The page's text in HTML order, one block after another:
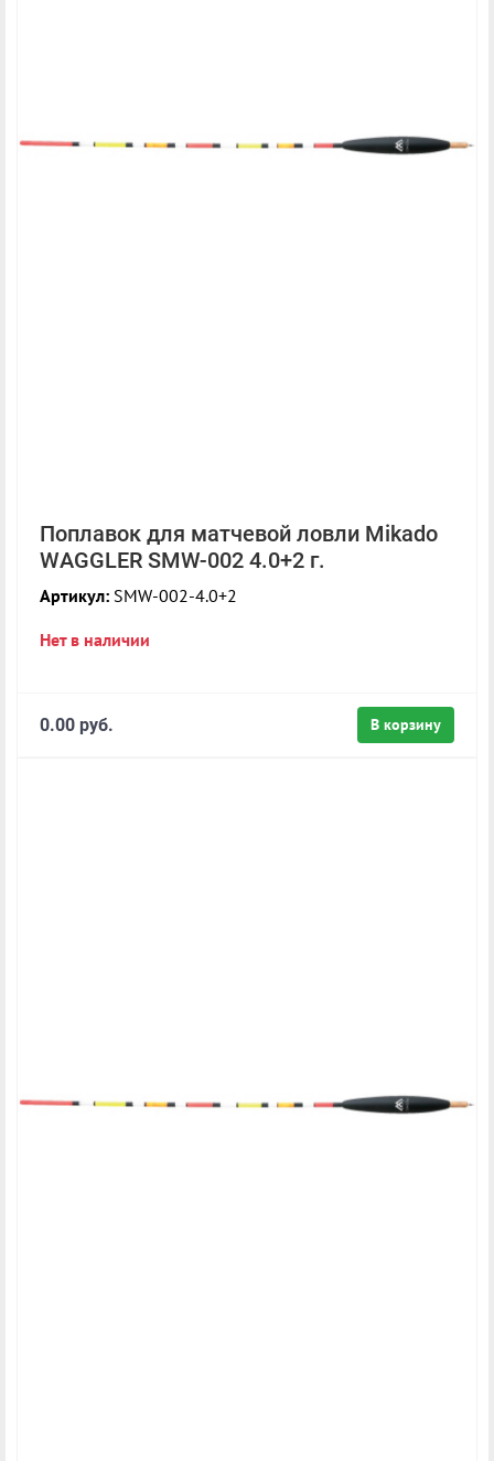
Поплавок для матчевой ловли Mikado
WAGGLER SMW-002 4.0+2 г.
Артикул: SMW-002-4.0+2
Нет в наличии
В корзину
0.00 руб.